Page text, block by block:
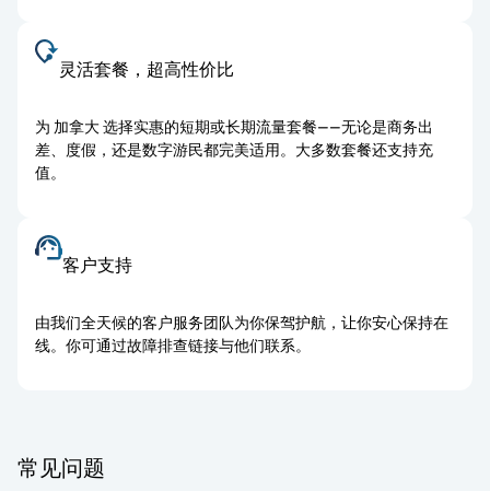
灵活套餐，超高性价比
为 加拿大 选择实惠的短期或长期流量套餐——无论是商务出
差、度假，还是数字游民都完美适用。大多数套餐还支持充
值。
客户支持
由我们全天候的客户服务团队为你保驾护航，让你安心保持在
线。你可通过故障排查链接与他们联系。
常见问题